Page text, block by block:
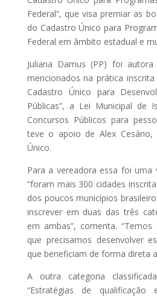
Federal”, que visa premiar as
do Cadastro Único para
Federal em âmbito estadual e
Juliana Damus (PP) foi
mencionados na prática
Cadastro Único para
Públicas”, a Lei Municipal de
Concursos Públicos para
teve o apoio de Alex Cesário,
Único.
Para a vereadora essa foi uma
“foram mais 300 cidades
dos poucos municípios
inscrever em duas das três
em ambas”, comenta.
que precisamos desenvolver
que beneficiam de forma direta
A outra categoria
“Estratégias de